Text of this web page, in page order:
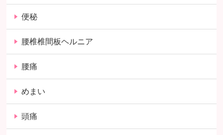
便秘
腰椎椎間板ヘルニア
腰痛
めまい
頭痛